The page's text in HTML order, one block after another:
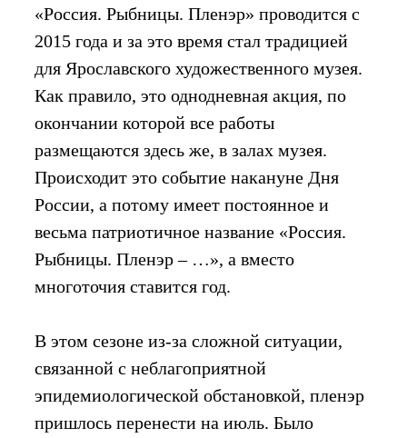
«Россия. Рыбницы. Пленэр» проводится с
2015 года и за это время стал традицией
для Ярославского художественного музея.
Как правило, это однодневная акция, по
окончании которой все работы
размещаются здесь же, в залах музея.
Происходит это событие накануне Дня
России, а потому имеет постоянное и
весьма патриотичное название «Россия.
Рыбницы. Пленэр – …», а вместо
многоточия ставится год.
В этом сезоне из-за сложной ситуации,
связанной с неблагоприятной
эпидемиологической обстановкой, пленэр
пришлось перенести на июль. Было